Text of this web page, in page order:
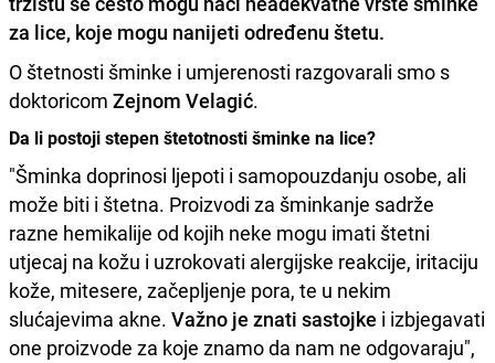
za lice, koje mogu nanijeti određenu štetu.
O štetnosti šminke i umjerenosti razgovarali smo s
doktoricom Zejnom Velagić.
Da li postoji stepen štetotnosti šminke na lice?
"Šminka doprinosi ljepoti i samopouzdanju osobe, ali
može biti i štetna. Proizvodi za šminkanje sadrže
razne hemikalije od kojih neke mogu imati štetni
utjecaj na kožu i uzrokovati alergijske reakcije, iritaciju
kože, mitesere, začepljenje pora, te u nekim
slućajevima akne. Važno je znati sastojke i izbjegavati
one proizvode za koje znamo da nam ne odgovaraju",